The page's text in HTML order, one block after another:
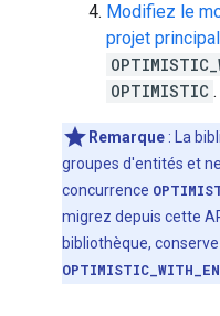
Modifiez le
projet principal
OPTIMISTIC .
Remarque : La
groupes d'entités et
concurrence
migrez depuis cette
bibliothèque,